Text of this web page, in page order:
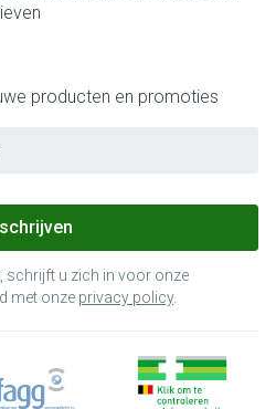
producten en promoties
schrijft u zich in voor onze
met onze privacy policy.